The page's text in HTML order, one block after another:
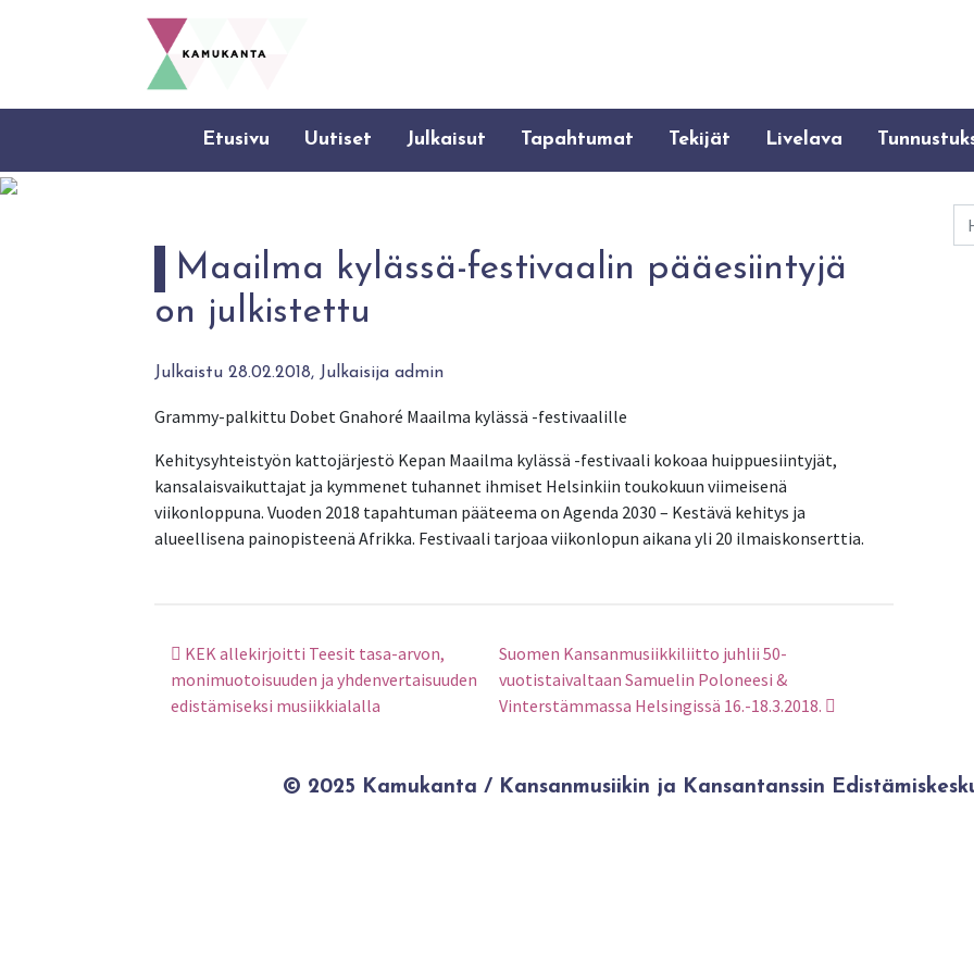
Etusivu Uutiset Julkaisut Tapahtumat Tekijät Livelava
Maailma kylässä-festivaalin pääesiintyjä
on julkistettu
Julkaistu 28.02.2018, Julkaisija admin
Grammy-palkittu Dobet Gnahoré Maailma kylässä -festivaalille
Kehitysyhteistyön kattojärjestö Kepan Maailma kylässä -festivaali kokoaa huippuesiintyjät,
kansalaisvaikuttajat ja kymmenet tuhannet ihmiset Helsinkiin toukokuun viimeisenä
viikonloppuna. Vuoden 2018 tapahtuman pääteema on Agenda 2030 – Kestävä kehitys ja
alueellisena painopisteenä Afrikka. Festivaali tarjoaa viikonlopun aikana yli 20 ilmaiskonserttia.
Artikkelien selaus
KEK allekirjoitti Teesit tasa-arvon,
monimuotoisuuden ja yhdenvertaisuuden
edistämiseksi musiikkialalla
Suomen Kansanmusiikkiliitto juhlii 50-
vuotistaivaltaan Samuelin Poloneesi &
Vinterstämmassa Helsingissä 16.-18.3.2018.
© 2025 Kamukanta / Kansanmusiikin ja Kansantanssin